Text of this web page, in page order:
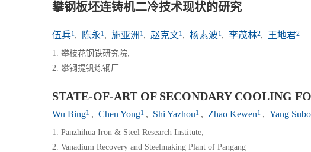
攀钢板坯连铸机二冷技术现状的研究
伍兵1, 陈永1, 施亚洲 1, 赵克文1, 杨素波1, 李茂林2, 王地君2
1. 攀枝花钢铁研究院;
2. 攀钢提钒炼钢厂
STATE-OF-ART OF SECONDARY COOLING
Wu Bing1 , Chen Yong1 , Shi Yazhou1 , Zhao Kewen1 , Yang Subo
1. Panzhihua Iron & Steel Research Institute;
2. Vanadium Recovery and Steelmaking Plant of Pangang